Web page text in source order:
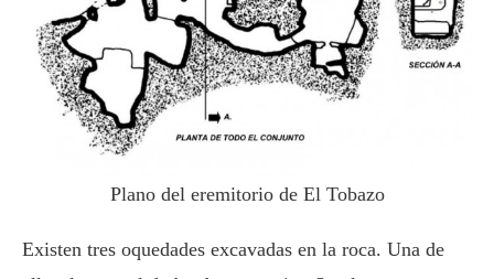
Plano del eremitorio de El Tobazo
Existen tres oquedades excavadas en la roca. Una de